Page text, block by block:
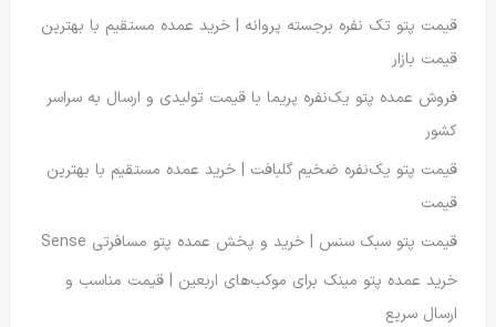
قیمت پتو تک نفره برجسته پروانه | خرید عمده مستقیم با بهترین
قیمت بازار
فروش عمده پتو یک‌نفره پریما با قیمت تولیدی و ارسال به سراسر
کشور
قیمت پتو یک‌نفره ضخیم گلبافت | خرید عمده مستقیم با بهترین
قیمت
قیمت پتو سبک سنس | خرید و پخش عمده پتو مسافرتی Sense
خرید عمده پتو مینک برای موکب‌های اربعین | قیمت مناسب و
ارسال سریع